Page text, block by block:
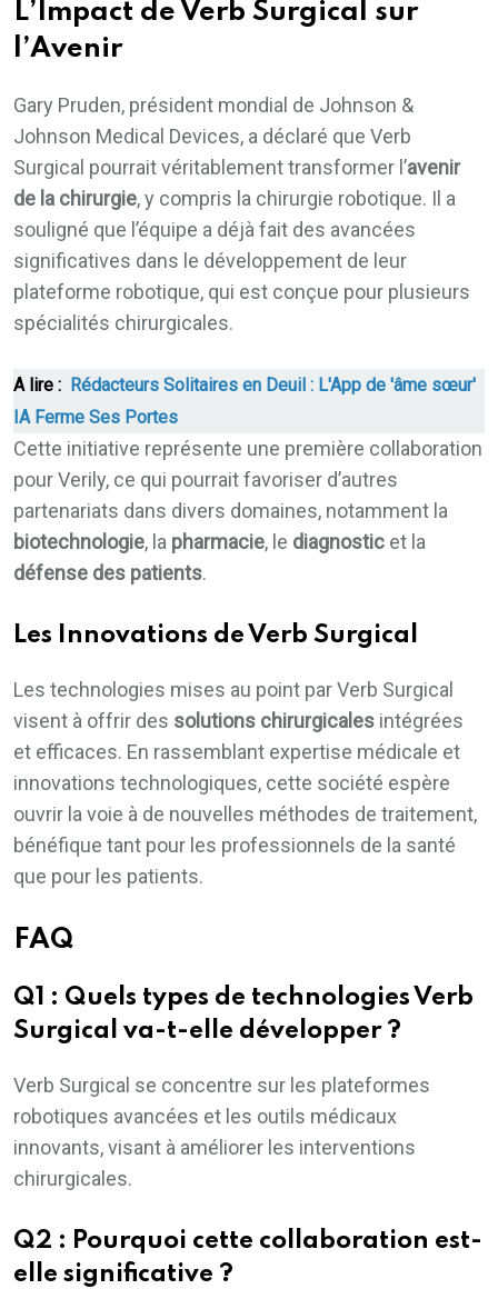
L’Impact de Verb Surgical sur
l’Avenir
Gary Pruden, président mondial de Johnson &
Johnson Medical Devices, a déclaré que Verb
Surgical pourrait véritablement transformer l’avenir
de la chirurgie, y compris la chirurgie robotique. Il a
souligné que l’équipe a déjà fait des avancées
significatives dans le développement de leur
plateforme robotique, qui est conçue pour plusieurs
spécialités chirurgicales.
A lire : Rédacteurs Solitaires en Deuil : L'App de 'âme sœur'
IA Ferme Ses Portes
Cette initiative représente une première collaboration
pour Verily, ce qui pourrait favoriser d’autres
partenariats dans divers domaines, notamment la
biotechnologie, la pharmacie, le diagnostic et la
défense des patients.
Les Innovations de Verb Surgical
Les technologies mises au point par Verb Surgical
visent à offrir des solutions chirurgicales intégrées
et efficaces. En rassemblant expertise médicale et
innovations technologiques, cette société espère
ouvrir la voie à de nouvelles méthodes de traitement,
bénéfique tant pour les professionnels de la santé
que pour les patients.
FAQ
Q1 : Quels types de technologies Verb
Surgical va-t-elle développer ?
Verb Surgical se concentre sur les plateformes
robotiques avancées et les outils médicaux
innovants, visant à améliorer les interventions
chirurgicales.
Q2 : Pourquoi cette collaboration est-
elle significative ?